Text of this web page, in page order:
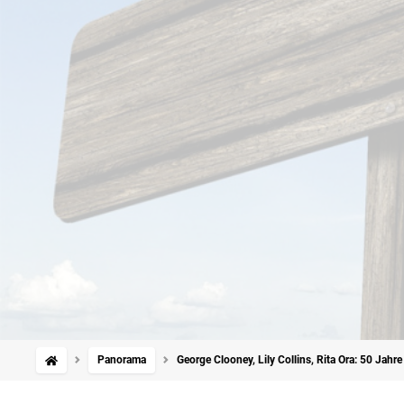
Panorama George Clooney, Lily Collins, Rita Ora: 50